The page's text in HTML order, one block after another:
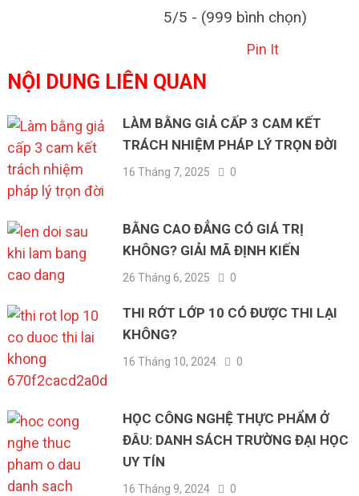
5/5 - (999 bình chọn)
Pin It
NỘI DUNG LIÊN QUAN
LÀM BẰNG GIẢ CẤP 3 CAM KẾT
TRÁCH NHIỆM PHÁP LÝ TRỌN ĐỜI
16 Tháng 7, 2025 0
BẰNG CAO ĐẲNG CÓ GIÁ TRỊ
KHÔNG? GIẢI MÃ ĐỊNH KIẾN
26 Tháng 6, 2025 0
THI RỚT LỚP 10 CÓ ĐƯỢC THI LẠI
KHÔNG?
16 Tháng 10, 2024 0
HỌC CÔNG NGHỆ THỰC PHẨM Ở
ĐÂU: DANH SÁCH TRƯỜNG ĐẠI HỌC
UY TÍN
16 Tháng 9, 2024 0